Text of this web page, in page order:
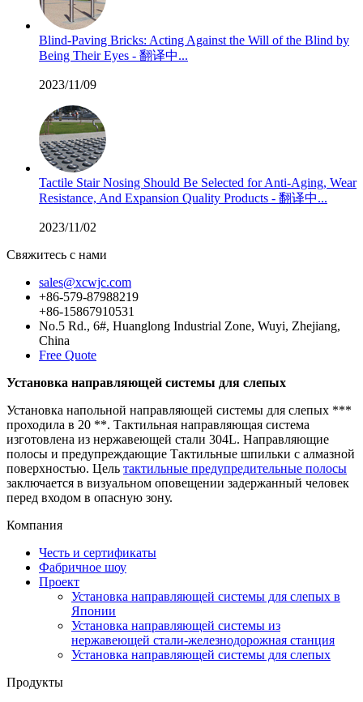
Blind-Paving Bricks: Acting Against the Will of the Blind by
Being Their Eyes - 翻译中...
2023/11/09
Tactile Stair Nosing Should Be Selected for Anti-Aging, Wear
Resistance, And Expansion Quality Products - 翻译中...
2023/11/02
Свяжитесь с нами
sales@xcwjc.com
+86-579-87988219
+86-15867910531
No.5 Rd., 6#, Huanglong Industrial Zone, Wuyi, Zhejiang,
China
Free Quote
Установка направляющей системы для слепых
Установка напольной направляющей системы для слепых ***
проходила в 20 **. Тактильная направляющая система
изготовлена из нержавеющей стали 304L. Направляющие
полосы и предупреждающие Тактильные шпильки с алмазной
поверхностью. Цель тактильные предупредительные полосы
заключается в визуальном оповещении задержанный человек
перед входом в опасную зону.
Компания
Честь и сертификаты
Фабричное шоу
Проект
Установка направляющей системы для слепых в
Японии
Установка направляющей системы из
нержавеющей стали-железнодорожная станция
Установка направляющей системы для слепых
Продукты